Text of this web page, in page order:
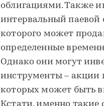
облигациями. Также
интервальный
которого может
определенные
Однако они могут
инструменты – акции
которых может быть